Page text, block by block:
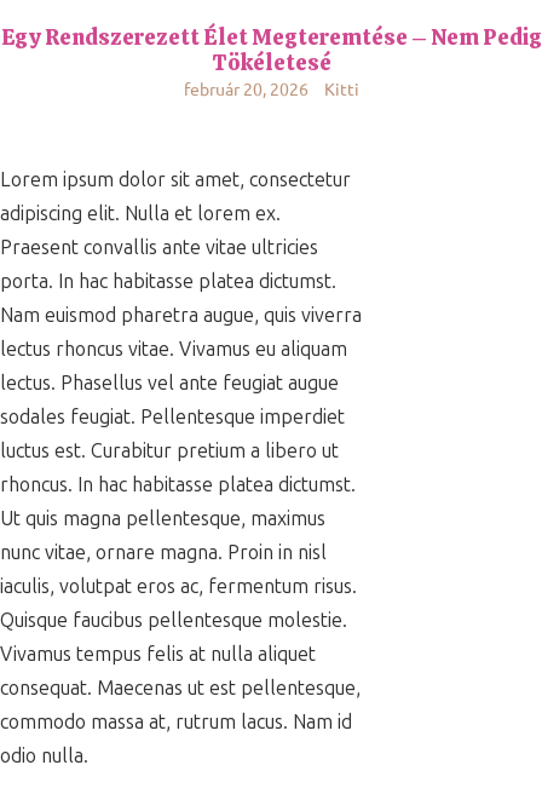
Egy Rendszerezett Élet Megteremtése – Nem Pedig
Tökéletesé
február 20, 2026 Kitti
Lorem ipsum dolor sit amet, consectetur
adipiscing elit. Nulla et lorem ex.
Praesent convallis ante vitae ultricies
porta. In hac habitasse platea dictumst.
Nam euismod pharetra augue, quis viverra
lectus rhoncus vitae. Vivamus eu aliquam
lectus. Phasellus vel ante feugiat augue
sodales feugiat. Pellentesque imperdiet
luctus est. Curabitur pretium a libero ut
rhoncus. In hac habitasse platea dictumst.
Ut quis magna pellentesque, maximus
nunc vitae, ornare magna. Proin in nisl
iaculis, volutpat eros ac, fermentum risus.
Quisque faucibus pellentesque molestie.
Vivamus tempus felis at nulla aliquet
consequat. Maecenas ut est pellentesque,
commodo massa at, rutrum lacus. Nam id
odio nulla.